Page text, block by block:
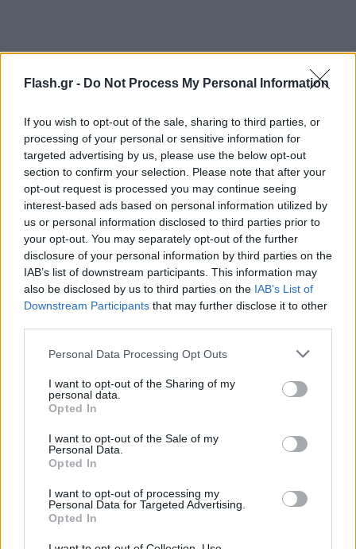
Flash.gr - Do Not Process My Personal Information
If you wish to opt-out of the sale, sharing to third parties, or
processing of your personal or sensitive information for
targeted advertising by us, please use the below opt-out
section to confirm your selection. Please note that after your
opt-out request is processed you may continue seeing
interest-based ads based on personal information utilized by
us or personal information disclosed to third parties prior to
your opt-out. You may separately opt-out of the further
disclosure of your personal information by third parties on the
IAB’s list of downstream participants. This information may
also be disclosed by us to third parties on the IAB’s List of
Downstream Participants that may further disclose it to other
Please note that this website/app uses one or more Google
not limited to your visit or usage behaviour. You may click to
grant or deny consent to Google and its third-party tags to
use your data for below specified purposes in below Google
consent section.
Personal Data Processing Opt Outs
I want to opt-out of the Sharing of my
personal data.
Opted In
I want to opt-out of the Sale of my
Personal Data.
Opted In
I want to opt-out of processing my
Personal Data for Targeted Advertising.
Opted In
Την ίδια ώρα, τα μακροοικονομικά μεγέθη στις
ΗΠΑ απέδειξαν ότι η αγορά εργασίας «αντέχει» στις
πιέσεις, δίνοντας το περιθώριο στην κεντρική
τράπεζα να συνεχίσει απερίσκεπτη την προσπάθεια
τιθάσευσης του πληθωρισμού, μέσω των
συνεδρίαση (21/9), δεν αποκλείεται να υπάρξει
απόφαση για ακόμη μία επιθετική παρέμβαση. Κάτι
που φυσικά, αποτελεί αρνητική εξέλιξη για τις
μετοχές.
Εξαιτίας των παραπάνω, η θετική εικόνα στην
εβδομάδα (ως απόρροια του πρόσφατου σερί των
7X7 ανοδικών συνεδριάσεων) «χάλασε» τελείως, με